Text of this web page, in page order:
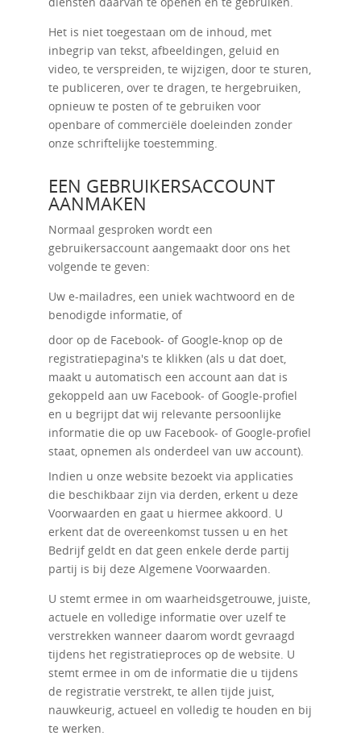
Het is niet toegestaan ​​om de inhoud, met
inbegrip van tekst, afbeeldingen, geluid en
video, te verspreiden, te wijzigen, door te sturen,
te publiceren, over te dragen, te hergebruiken,
opnieuw te posten of te gebruiken voor
openbare of commerciële doeleinden zonder
onze schriftelijke toestemming.
EEN GEBRUIKERSACCOUNT
AANMAKEN
Normaal gesproken wordt een
gebruikersaccount aangemaakt door ons het
volgende te geven:
Uw e-mailadres, een uniek wachtwoord en de
benodigde informatie, of
door op de Facebook- of Google-knop op de
registratiepagina's te klikken (als u dat doet,
maakt u automatisch een account aan dat is
gekoppeld aan uw Facebook- of Google-profiel
en u begrijpt dat wij relevante persoonlijke
informatie die op uw Facebook- of Google-profiel
staat, opnemen als onderdeel van uw account).
Indien u onze website bezoekt via applicaties
die beschikbaar zijn via derden, erkent u deze
Voorwaarden en gaat u hiermee akkoord. U
erkent dat de overeenkomst tussen u en het
Bedrijf geldt en dat geen enkele derde partij
partij is bij deze Algemene Voorwaarden.
U stemt ermee in om waarheidsgetrouwe, juiste,
actuele en volledige informatie over uzelf te
verstrekken wanneer daarom wordt gevraagd
tijdens het registratieproces op de website. U
stemt ermee in om de informatie die u tijdens
de registratie verstrekt, te allen tijde juist,
nauwkeurig, actueel en volledig te houden en bij
te werken.